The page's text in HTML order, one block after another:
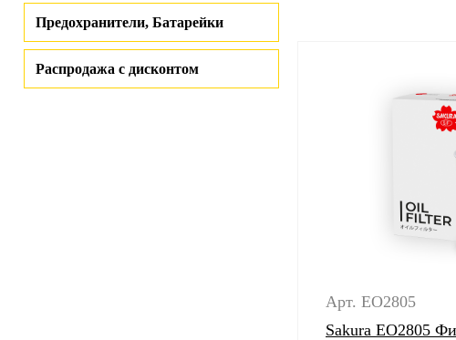
Предохранители, Батарейки
Распродажа с дисконтом
Арт. EO2805
Sakura EO2805